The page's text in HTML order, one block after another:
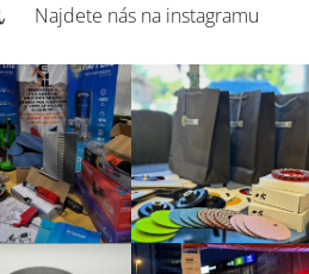
Najdete nás na instagramu